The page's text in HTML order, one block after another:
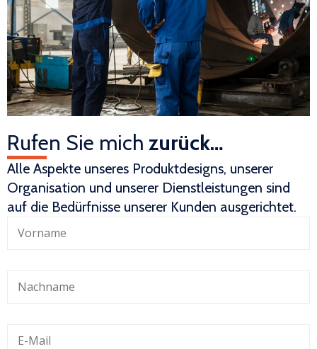
Rufen Sie mich zurück…
Alle Aspekte unseres Produktdesigns, unserer
Organisation und unserer Dienstleistungen sind
auf die Bedürfnisse unserer Kunden ausgerichtet.